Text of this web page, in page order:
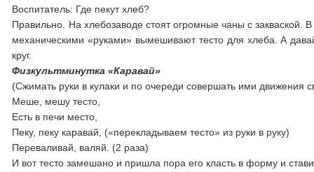
Воспитатель: Где пекут хлеб?
Правильно. На хлебозаводе стоят огромные чаны с
механическими «руками» вымешивают тесто для хлеба. А
круг.
Физкультминутка «Каравай»
(Сжимать руки в кулаки и по очереди совершать ими движения
Меше, мешу тесто,
Есть в печи место,
Пеку, пеку каравай, («перекладываем тесто» из руки в руку)
Переваливай, валяй. (2 раза)
И вот тесто замешано и пришла пора его класть в форму и